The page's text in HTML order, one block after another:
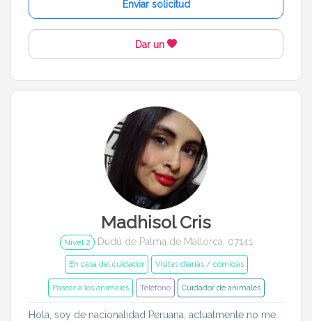
Enviar solicitud
Dar un
Madhisol Cris
Nivel 2 Dudú de Palma de Mallorca, 07141
En casa del cuidador Visitas diarias / comidas
Pasear a los animales Teléfono Cuidador de animales
Hola, soy de nacionalidad Peruana, actualmente no me